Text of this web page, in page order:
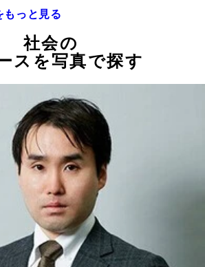
もっと見る
社会の
スを写真で探す